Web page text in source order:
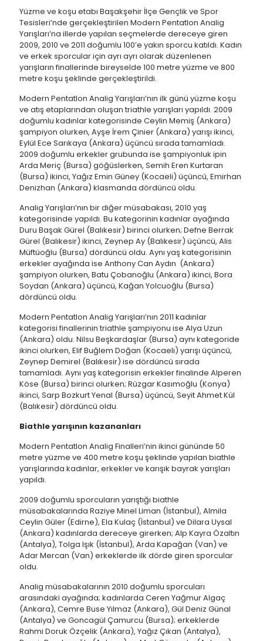
Yüzme ve koşu etabı Başakşehir İlçe Gençlik ve Spor
Tesisleri’nde gerçekleştirilen Modern Pentatlon Analig
Yarışları’na illerde yapılan seçmelerde dereceye giren
2009, 2010 ve 2011 doğumlu 100’e yakın sporcu katıldı. Kadın
ve erkek sporcular için ayrı ayrı olarak düzenlenen
yarışların finallerinde bireyselde 100 metre yüzme ve 800
metre koşu şeklinde gerçekleştirildi.
Modern Pentatlon Analig Yarışları’nın ilk günü yüzme koşu
ve atış etaplarından oluşan triathle yarışları yapıldı. 2009
doğumlu kadınlar kategorisinde Ceylin Memiş (Ankara)
şampiyon olurken, Ayşe İrem Çinier (Ankara) yarışı ikinci,
Eylül Ece Sarıkaya (Ankara) üçüncü sırada tamamladı.
2009 doğumlu erkekler grubunda ise şampiyonluk ipin
Arda Meriç (Bursa) göğüslerken, Semih Eren Kurtaran
(Bursa) ikinci, Yağız Emin Güney (Kocaeli) üçüncü, Emirhan
Denizhan (Ankara) klasmanda dördüncü oldu.
Analig Yarışları’nın bir diğer müsabakası, 2010 yaş
kategorisinde yapıldı. Bu kategorinin kadınlar ayağında
Duru Başak Gürel (Balıkesir) birinci olurken; Defne Berrak
Gürel (Balıkesir) ikinci, Zeynep Ay (Balıkesir) üçüncü, Alis
Müftüoğlu (Bursa) dördüncü oldu. Aynı yaş kategorisinin
erkekler ayağında ise Anthony Can Aydın (Ankara)
şampiyon olurken, Batu Çobanoğlu (Ankara) ikinci, Bora
Soydan (Ankara) üçüncü, Kağan Yolcuoğlu (Bursa)
dördüncü oldu.
Modern Pentatlon Analig Yarışları’nın 2011 kadınlar
kategorisi finallerinin triathle şampiyonu ise Alya Uzun
(Ankara) oldu. Nilsu Beşkardaşlar (Bursa) aynı kategoride
ikinci olurken, Elif Buğlem Doğan (Kocaeli) yarışı üçüncü,
Zeynep Demirel (Balıkesir) ise dördüncü sırada
tamamladı. Aynı yaş kategorisin erkekler finalinde Alperen
Köse (Bursa) birinci olurken; Rüzgar Kasımoğlu (Konya)
ikinci, Sarp Bozkurt Yenal (Bursa) üçüncü, Seyit Ahmet Kül
(Balıkesir) dördüncü oldu.
Biathle yarışının kazananları
Modern Pentatlon Analig Finalleri’nin ikinci gününde 50
metre yüzme ve 400 metre koşu şeklinde yapılan biathle
yarışlarında kadınlar, erkekler ve karışık bayrak yarışları
yapıldı.
2009 doğumlu sporcuların yarıştığı biathle
müsabakalarında Raziye Minel Liman (İstanbul), Almila
Ceylin Güler (Edirne), Ela Kulaç (İstanbul) ve Dilara Uysal
(Ankara) kadınlarda dereceye girerken; Alp Kayra Özaltın
(Antalya), Tolga Işık (İstanbul), Arda Kapağan (Van) ve
Adar Mercan (Van) erkeklerde ilk dörde giren sporcular
oldu.
Analig müsabakalarının 2010 doğumlu sporcuları
arasındaki ayağında; kadınlarda Ceren Yağmur Algaç
(Ankara), Cemre Buse Yılmaz (Ankara), Gül Deniz Günal
(Antalya) ve Goncagül Çamurcu (Bursa); erkeklerde
Rahmi Doruk Özçelik (Ankara), Yağız Çıkan (Antalya),